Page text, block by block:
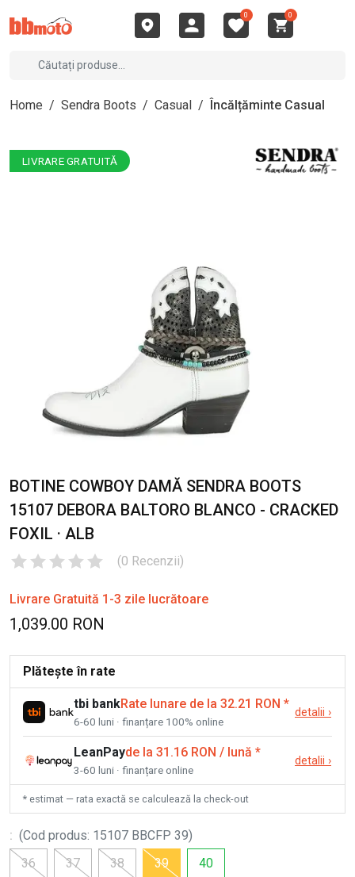
0 0
Home / Sendra Boots / Casual / Încălțăminte Casual
LIVRARE GRATUITĂ
BOTINE COWBOY DAMĂ SENDRA BOOTS
15107 DEBORA BALTORO BLANCO - CRACKED
FOXIL · ALB
(0 Recenzii)
Livrare Gratuită 1-3 zile lucrătoare
1,039.00 RON
Plătește în rate
tbi bankRate lunare de la 32.21 RON *
6-60 luni · finanțare 100% online
detalii ›
LeanPayde la 31.16 RON / lună *
3-60 luni · finanțare online
detalii ›
* estimat — rata exactă se calculează la check-out
: (Cod produs: 15107 BBCFP 39)
36
37 38 39 40